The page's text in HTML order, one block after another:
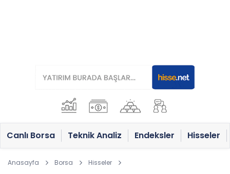
Canlı Borsa Teknik Analiz Endeksler Hisseler
Anasayfa Borsa Hisseler